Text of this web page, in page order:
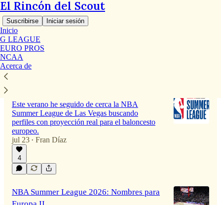
El Rincón del Scout
Suscribirse Iniciar sesión
Inicio
G LEAGUE
EURO PROS
NCAA
Acerca de
Último
Este verano he seguido de cerca la NBA
Summer League de Las Vegas buscando
perfiles con proyección real para el baloncesto
europeo.
jul 23 • Fran Díaz
4
NBA Summer League 2026: Nombres para